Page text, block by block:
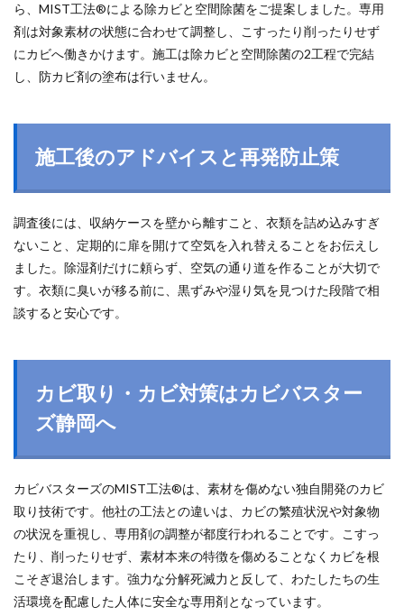
ら、MIST工法®による除カビと空間除菌をご提案しました。専用
剤は対象素材の状態に合わせて調整し、こすったり削ったりせず
にカビへ働きかけます。施工は除カビと空間除菌の2工程で完結
し、防カビ剤の塗布は行いません。
施工後のアドバイスと再発防止策
調査後には、収納ケースを壁から離すこと、衣類を詰め込みすぎ
ないこと、定期的に扉を開けて空気を入れ替えることをお伝えし
ました。除湿剤だけに頼らず、空気の通り道を作ることが大切で
す。衣類に臭いが移る前に、黒ずみや湿り気を見つけた段階で相
談すると安心です。
カビ取り・カビ対策はカビバスター
ズ静岡へ
カビバスターズのMIST工法®は、素材を傷めない独自開発のカビ
取り技術です。他社の工法との違いは、カビの繁殖状況や対象物
の状況を重視し、専用剤の調整が都度行われることです。こすっ
たり、削ったりせず、素材本来の特徴を傷めることなくカビを根
こそぎ退治します。強力な分解死滅力と反して、わたしたちの生
活環境を配慮した人体に安全な専用剤となっています。